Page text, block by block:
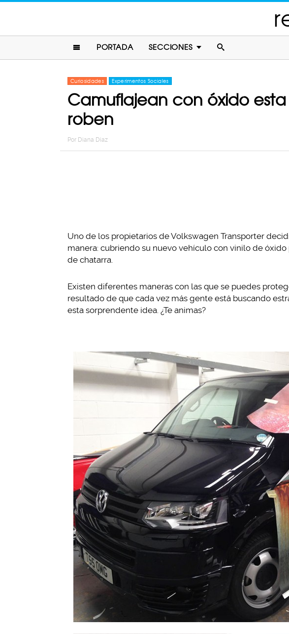
PORTADA SECCIONES
Curiosidades Experimentos Sociales
Camuflajean con óxido
roben
Por Diana Diaz
Uno de los propietarios de Volkswagen Transporter
manera: cubriendo su nuevo vehículo con vinilo de
de chatarra.
Existen diferentes maneras con las que se puedes
resultado de que cada vez más gente está buscando
esta sorprendente idea. ¿Te animas?